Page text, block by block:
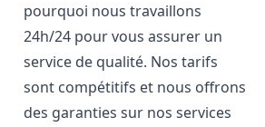
pourquoi nous travaillons
24h/24 pour vous assurer un
service de qualité. Nos tarifs
sont compétitifs et nous offrons
des garanties sur nos services